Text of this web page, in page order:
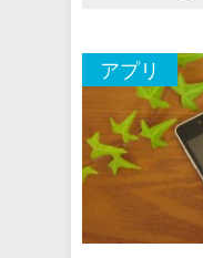
アプリ